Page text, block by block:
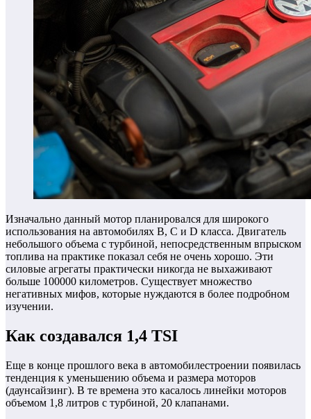
Изначально данный мотор планировался для широкого
использования на автомобилях B, C и D класса. Двигатель
небольшого объема с турбиной, непосредственным впрыском
топлива на практике показал себя не очень хорошо. Эти
силовые агрегаты практически никогда не выхаживают
больше 100000 километров. Существует множество
негативных мифов, которые нуждаются в более подробном
изучении.
Как создавался 1,4 TSI
Еще в конце прошлого века в автомобилестроении появилась
тенденция к уменьшению объема и размера моторов
(даунсайзинг). В те времена это касалось линейки моторов
объемом 1,8 литров с турбиной, 20 клапанами.